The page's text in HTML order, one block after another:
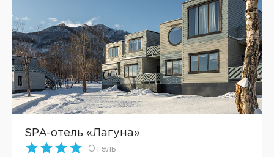
SPA-отель «Лагуна»
Отель